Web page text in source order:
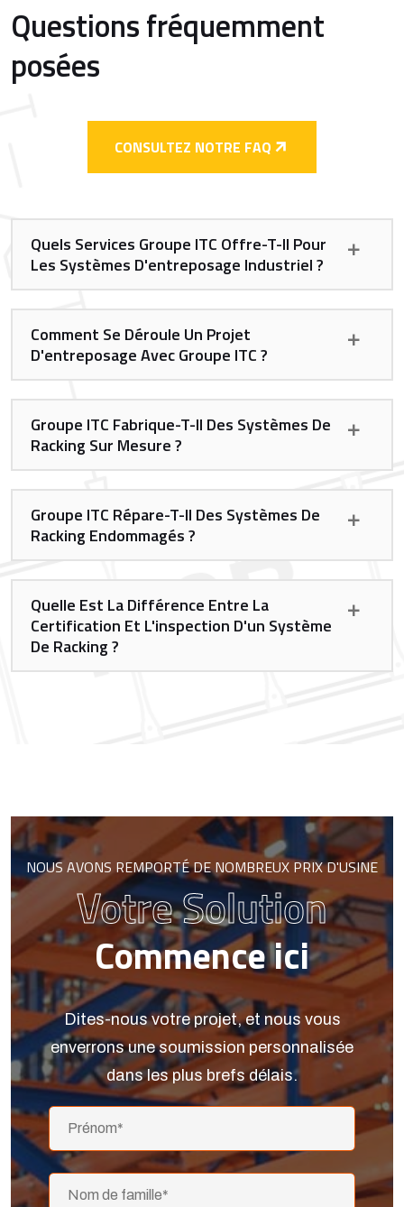
Questions fréquemment
posées
CONSULTEZ NOTRE FAQ
Quels Services Groupe ITC Offre-T-Il Pour
Les Systèmes D'entreposage Industriel ?
Comment Se Déroule Un Projet
D'entreposage Avec Groupe ITC ?
Groupe ITC Fabrique-T-Il Des Systèmes De
Racking Sur Mesure ?
Groupe ITC Répare-T-Il Des Systèmes De
Racking Endommagés ?
Quelle Est La Différence Entre La
Certification Et L'inspection D'un Système
De Racking ?
NOUS AVONS REMPORTÉ DE NOMBREUX PRIX D'USINE
Votre Solution
Commence ici
Dites-nous votre projet, et nous vous
enverrons une soumission personnalisée
dans les plus brefs délais.